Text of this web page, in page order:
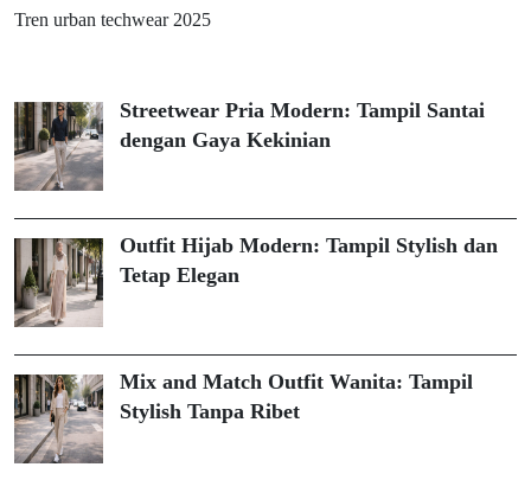
Tren urban techwear 2025
Streetwear Pria Modern: Tampil Santai
dengan Gaya Kekinian
Outfit Hijab Modern: Tampil Stylish dan
Tetap Elegan
Mix and Match Outfit Wanita: Tampil
Stylish Tanpa Ribet